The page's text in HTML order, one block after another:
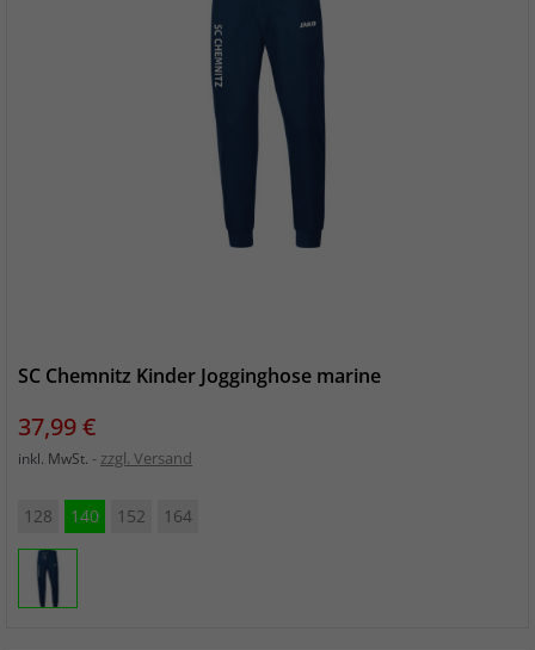
SC Chemnitz Kinder Jogginghose marine
Preis
37,99 €
inkl. MwSt. zzgl. Versand
128 140 152 164